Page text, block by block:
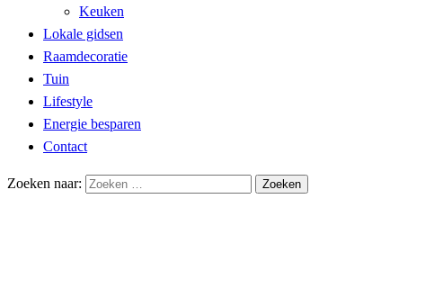
Keuken
Lokale gidsen
Raamdecoratie
Tuin
Lifestyle
Energie besparen
Contact
Zoeken naar: